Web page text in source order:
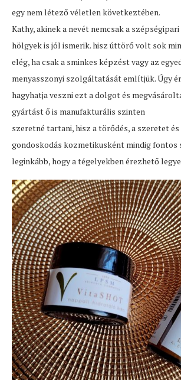
egy nem létező véletlen következtében.
Kathy, akinek a nevét nemcsak a szépségipari
hölgyek is jól ismerik. hisz úttörő volt sok
elég, ha csak a sminkes képzést vagy az
menyasszonyi szolgáltatását említjük. Úgy
hagyhatja veszni ezt a dolgot és
gyártást ő is manufakturális szinten
szeretné tartani, hisz a törődés, a szeretet és
gondoskodás kozmetikusként mindig fontos
leginkább, hogy a tégelyekben érezhető